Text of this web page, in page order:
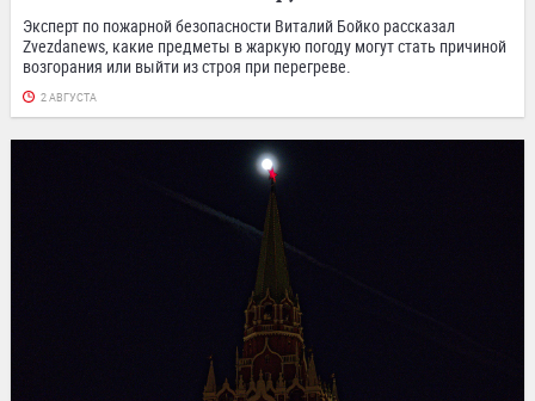
Эксперт по пожарной безопасности Виталий Бойко рассказал
Zvezdanews, какие предметы в жаркую погоду могут стать причиной
возгорания или выйти из строя при перегреве.
2 АВГУСТА